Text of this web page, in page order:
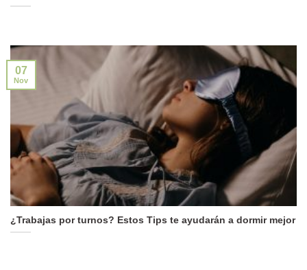
¿Trabajas por turnos? Estos Tips te ayudarán a dormir mejor
07
Nov